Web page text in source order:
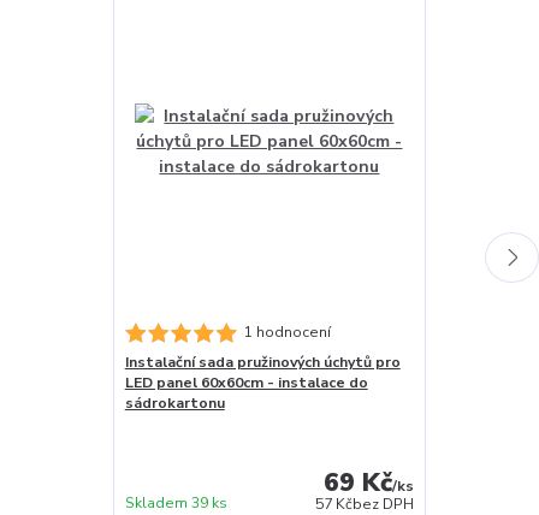
1 hodnocení
Instalační sada pružinových úchytů pro
LED panel 60x60cm - instalace do
sádrokartonu
69 Kč/ks
57 Kčbez DPH
Skladem 39 ks